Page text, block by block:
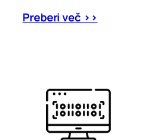
Preberi več >>